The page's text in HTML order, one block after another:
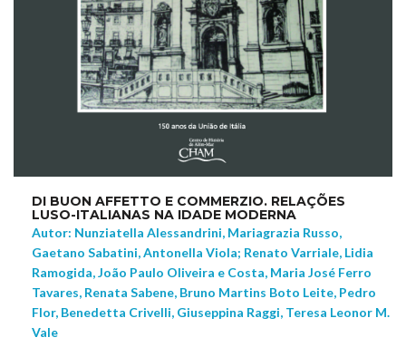
DI BUON AFFETTO E COMMERZIO. RELAÇÕES
LUSO-ITALIANAS NA IDADE MODERNA
Autor: Nunziatella Alessandrini, Mariagrazia Russo,
Gaetano Sabatini, Antonella Viola; Renato Varriale, Lidia
Ramogida, João Paulo Oliveira e Costa, Maria José Ferro
Tavares, Renata Sabene, Bruno Martins Boto Leite, Pedro
Flor, Benedetta Crivelli, Giuseppina Raggi, Teresa Leonor M.
Vale